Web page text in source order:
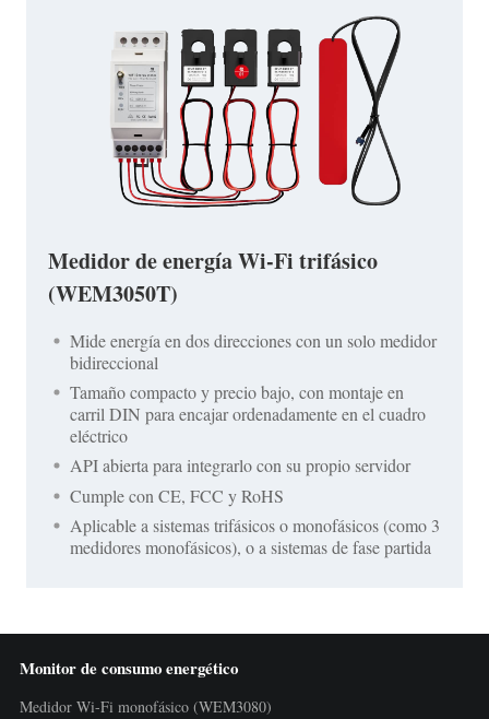
Medidor de energía Wi-Fi trifásico
(WEM3050T)
Mide energía en dos direcciones con un solo medidor
bidireccional
Tamaño compacto y precio bajo, con montaje en
carril DIN para encajar ordenadamente en el cuadro
eléctrico
API abierta para integrarlo con su propio servidor
Cumple con CE, FCC y RoHS
Aplicable a sistemas trifásicos o monofásicos (como 3
medidores monofásicos), o a sistemas de fase partida
Monitor de consumo energético
Medidor Wi-Fi monofásico (WEM3080)